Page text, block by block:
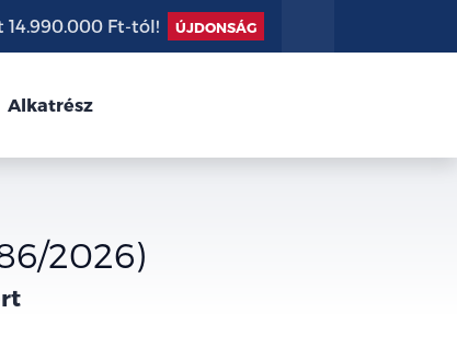
14.990.000 Ft-tól! ÚJDONSÁG
Alkatrész
2026)